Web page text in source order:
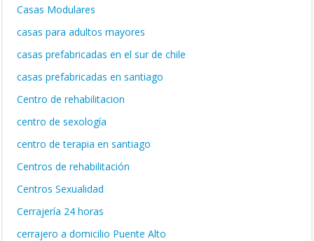
Casas Modulares
casas para adultos mayores
casas prefabricadas en el sur de chile
casas prefabricadas en santiago
Centro de rehabilitacion
centro de sexología
centro de terapia en santiago
Centros de rehabilitación
Centros Sexualidad
Cerrajería 24 horas
cerrajero a domicilio Puente Alto